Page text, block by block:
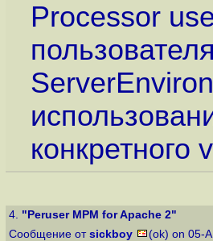
Processor
пользователя
конкретного
4. "Peruser MPM for Apache 2"
Сообщение от sickboy (ok) on 05-